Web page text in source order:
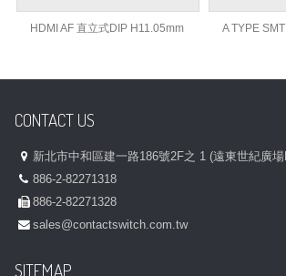
HDMI AF 直立式DIP H11.05mm A TYPE
CONTACT US
新北市中和區建一路186號2F之 1 (遠東世紀廣
886-2-82271318
886-2-82271328
sales@contactswitch.com.tw
SITEMAP